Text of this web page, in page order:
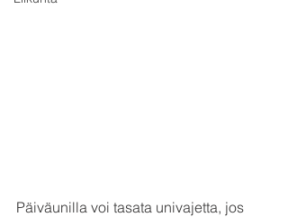
Päiväunilla voi tasata univajetta, jos